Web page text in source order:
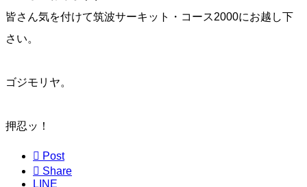
皆さん気を付けて筑波サーキット・コース2000にお越し下
さい。
ゴジモリヤ。
押忍ッ！
 Post
 Share
LINE